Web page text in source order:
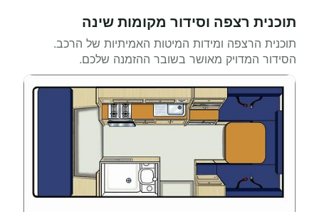
תוכנית רצפה וסידור מקומות שינה
תוכנית הרצפה ומידות המיטות האמיתיות של הרכב.
הסידור המדויק מאושר בשובר ההזמנה שלכם.